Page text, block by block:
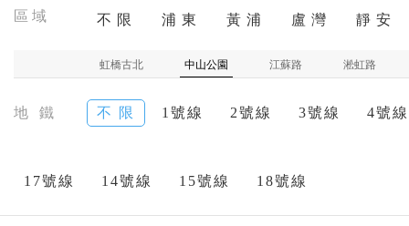
區域 不 限 浦 東 黃 浦 盧 灣 靜 安
虹橋古北 中山公園 江蘇路 淞虹路
地 鐵 不 限 1號線 2號線 3號線 4號線
17號線 14號線 15號線 18號線